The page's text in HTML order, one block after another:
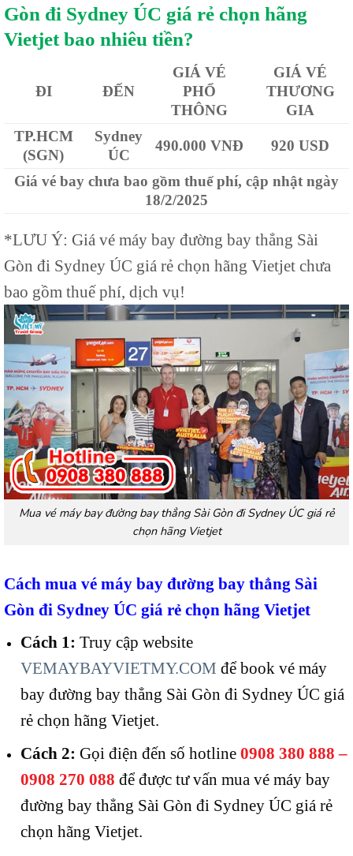
Gòn đi Sydney ÚC giá rẻ chọn hãng
Vietjet bao nhiêu tiền?
ĐI ĐẾN
GIÁ VÉ
PHỔ
THÔNG
GIÁ VÉ
THƯƠNG
GIA
TP.HCM
(SGN)
Sydney
ÚC
490.000 VNĐ 920 USD
Giá vé bay chưa bao gồm thuế phí, cập nhật ngày
18/2/2025
*LƯU Ý: Giá vé máy bay đường bay thẳng Sài
Gòn đi Sydney ÚC giá rẻ chọn hãng Vietjet chưa
bao gồm thuế phí, dịch vụ!
Mua vé máy bay đường bay thẳng Sài Gòn đi Sydney ÚC giá rẻ
chọn hãng Vietjet
Cách mua vé máy bay đường bay thẳng Sài
Gòn đi Sydney ÚC giá rẻ chọn hãng Vietjet
Cách 1: Truy cập website
VEMAYBAYVIETMY.COM để book vé máy
bay đường bay thẳng Sài Gòn đi Sydney ÚC giá
rẻ chọn hãng Vietjet.
Cách 2: Gọi điện đến số hotline 0908 380 888 –
0908 270 088 để được tư vấn mua vé máy bay
đường bay thẳng Sài Gòn đi Sydney ÚC giá rẻ
chọn hãng Vietjet.